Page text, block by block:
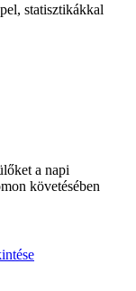
statisztikákkal
a napi
követésében